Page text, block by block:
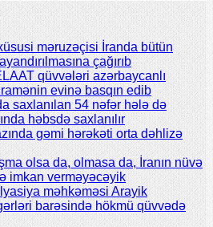
məruzəçisi İranda bütün
çağırıb
qüvvələri azərbaycanlı
evinə basqın edib
saxlanılan 54 nəfər hələ də
həbsdə saxlanılır
gəmi hərəkəti orta dəhlizə
olsa da, olmasa da, İranın nüvə
imkan verməyəcəyik
məhkəməsi Arayik
barəsində hökmü qüvvədə